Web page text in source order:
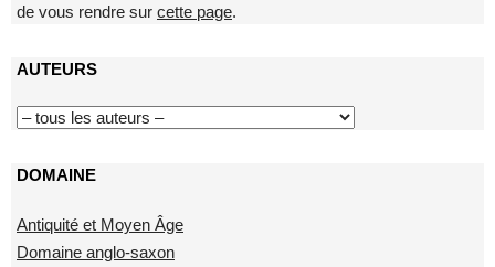
de vous rendre sur cette page.
AUTEURS
DOMAINE
Antiquité et Moyen Âge
Domaine anglo-saxon